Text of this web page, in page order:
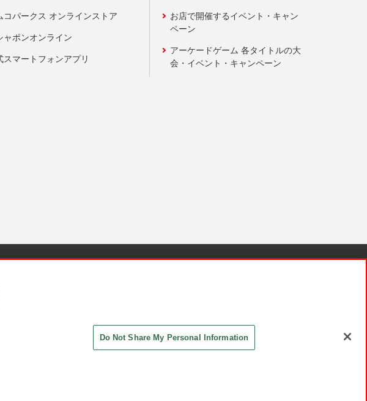
コパークス オンラインストア
ャポンオンライン
スマートフォンアプリ
お店で開催するイベント・キャン
ペーン
アーケードゲーム 各タイトルの大
会・イベント・キャンペーン
Do Not Share My Personal Information